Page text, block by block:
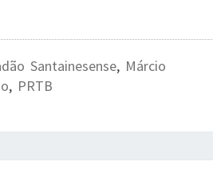
Santainesense, Márcio
, PRTB